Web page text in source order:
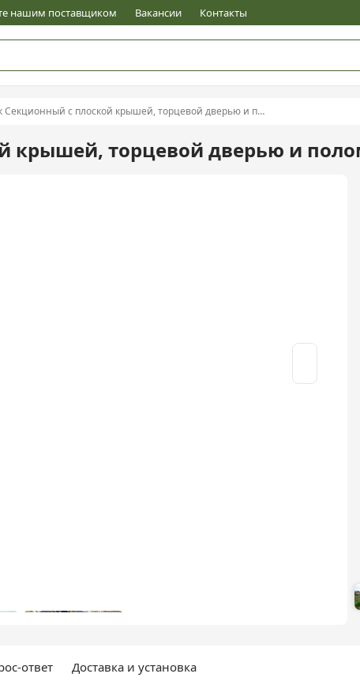
нашим поставщиком Вакансии Контакты
с плоской крышей, торцевой дверью и полом из OSB
крышей, торцевой дверью и
ответ Доставка и установка